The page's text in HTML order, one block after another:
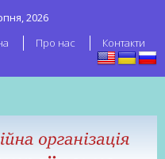
2026
Про нас Контакти
робітників